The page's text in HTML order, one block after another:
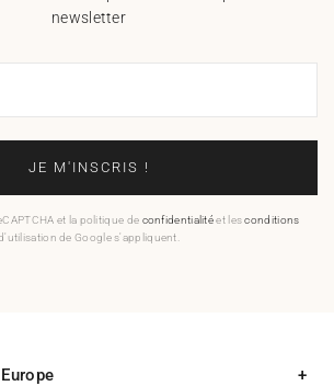
newsletter
JE M'INSCRIS !
et la politique de confidentialitéet lesconditions
de Google s'appliquent.